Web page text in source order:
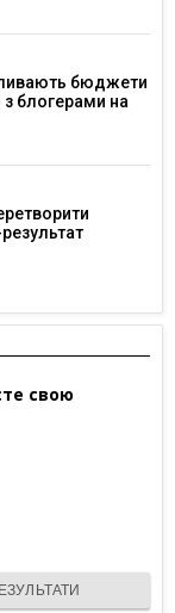
бюджети
з блогерами на
свою